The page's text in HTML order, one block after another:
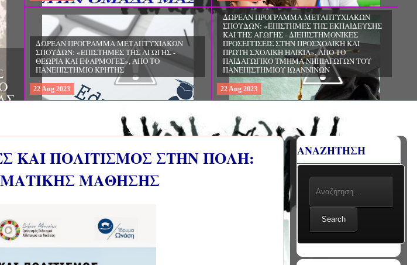
ΔΩΡΕΑΝ ΠΡΟΓΡΑΜΜΑ ΜΕΤΑΠΤΥΧΙΑΚΩΝ
ΣΠΟΥΔΩΝ: "ΕΙΔΙΚΗ ΑΓΩΓΗ ΚΑΙ
ΕΚΠΑΙΔΕΥΣΗ", ΣΤΟ ΠΑΝΕΠΙΣΤΗΜΙΟ
ΙΩΑΝΝΙΝΩΝ
22Aug 2023
ΔΩΡΕΑΝ ΠΡΟΓΡΑΜΜΑ ΜΕΤΑΠΤΥΧΙΑΚΩΝ
ΣΠΟΥΔΩΝ: «ΕΠΙΣΤΗΜΕΣ ΤΗΣ ΑΓΩΓΗΣ -
ΘΕΩΡΙΑ ΚΑΙ ΕΦΑΡΜΟΓΕΣ», ΑΠΟ ΤΟ
ΠΑΝΕΠΙΣΤΗΜΙΟ ΚΡΗΤΗΣ
22Aug 2023
ΚΑΙ ΠΟΛΙΤΙΣΜΟΣ ΣΤΗΝ ΠΟΛΗ:
ΜΑΘΗΣΗΣ
ΑΝΑΖΗΤΗΣΗ
Search